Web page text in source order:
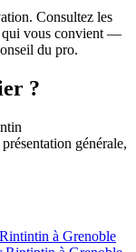
Consultez les
qui vous convient —
du pro.
?
générale,
à Grenoble